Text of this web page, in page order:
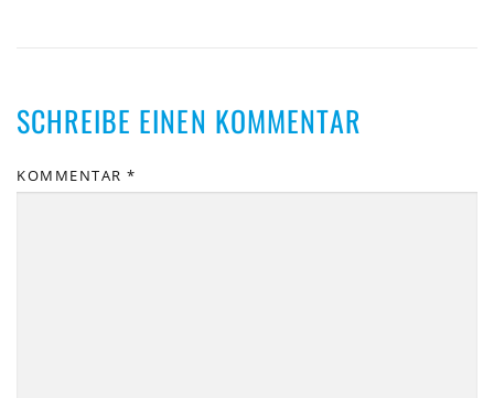
SCHREIBE EINEN KOMMENTAR
KOMMENTAR *